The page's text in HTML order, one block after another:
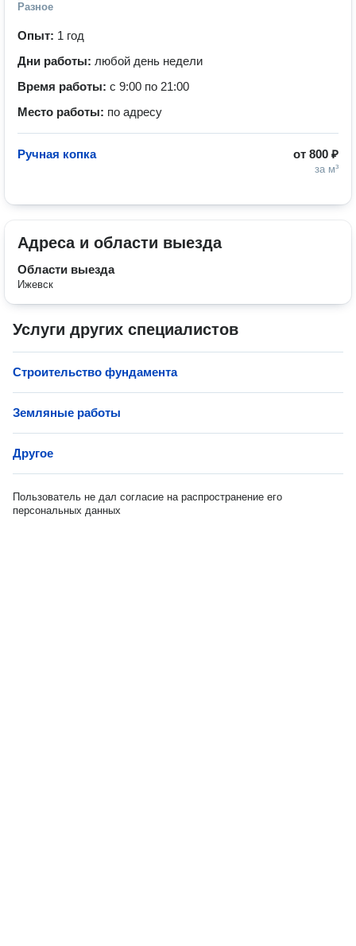
Разное
Опыт: 1 год
Дни работы: любой день недели
Время работы: с 9:00 по 21:00
Место работы: по адресу
от 800 ₽
за м³
Ручная копка
Адреса и области выезда
Области выезда
Ижевск
Услуги других специалистов
Строительство фундамента
Земляные работы
Другое
Пользователь не дал согласие на распространение его
персональных данных